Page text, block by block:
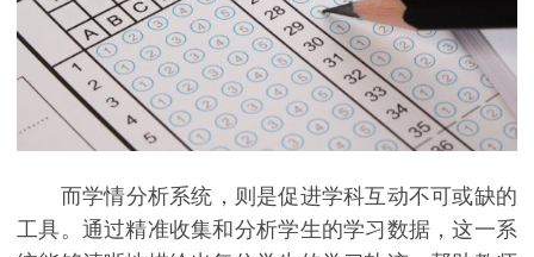
而学情分析系统，则是促进学科互动不可或缺的
工具。通过精准收集和分析学生的学习数据，这一系